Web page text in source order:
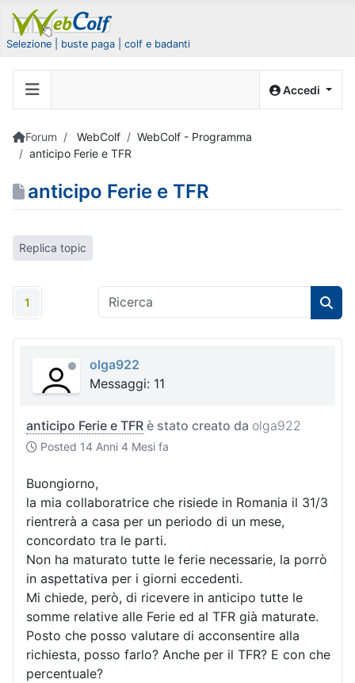
Selezione | buste paga | colf e badanti
Accedi
Forum WebColf
WebColf - Programma
anticipo Ferie e TFR
anticipo Ferie e TFR
Replica topic
1
olga922
Messaggi: 11
anticipo Ferie e TFR è stato creato da olga922
Posted 14 Anni 4 Mesi fa
Buongiorno,
la mia collaboratrice che risiede in Romania il 31/3
rientrerà a casa per un periodo di un mese,
concordato tra le parti.
Non ha maturato tutte le ferie necessarie, la porrò
in aspettativa per i giorni eccedenti.
Mi chiede, però, di ricevere in anticipo tutte le
somme relative alle Ferie ed al TFR già maturate.
Posto che posso valutare di acconsentire alla
richiesta, posso farlo? Anche per il TFR? E con che
percentuale?